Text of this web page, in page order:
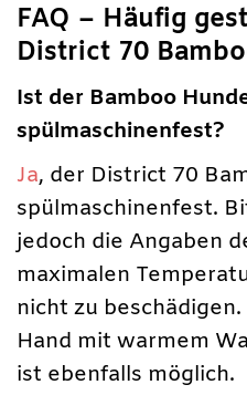
FAQ – Häufig
District 70
Ist der Bamboo
spülmaschinenfest?
Ja, der District 70
spülmaschinenfest.
jedoch die Angaben
maximalen
nicht zu
Hand mit warmem
ist ebenfalls möglich.